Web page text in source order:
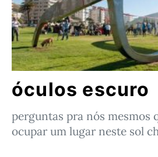
óculos escuro
perguntas pra nós mesmos
ocupar um lugar neste sol